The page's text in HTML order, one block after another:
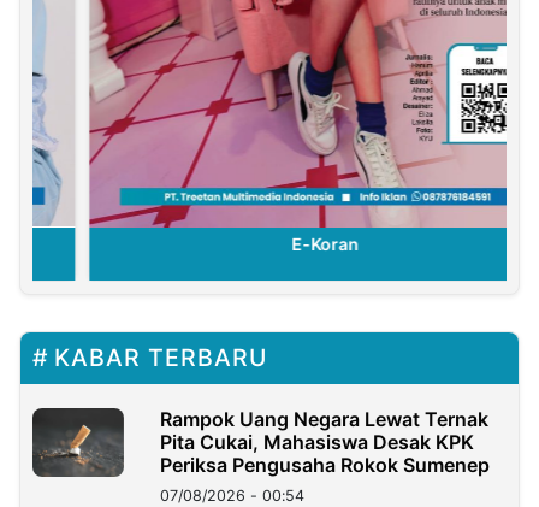
E-Koran
KABAR TERBARU
Rampok Uang Negara Lewat Ternak
Pita Cukai, Mahasiswa Desak KPK
Periksa Pengusaha Rokok Sumenep
07/08/2026 - 00:54